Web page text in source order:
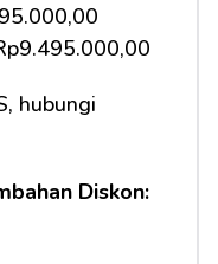
hubungi
Diskon: